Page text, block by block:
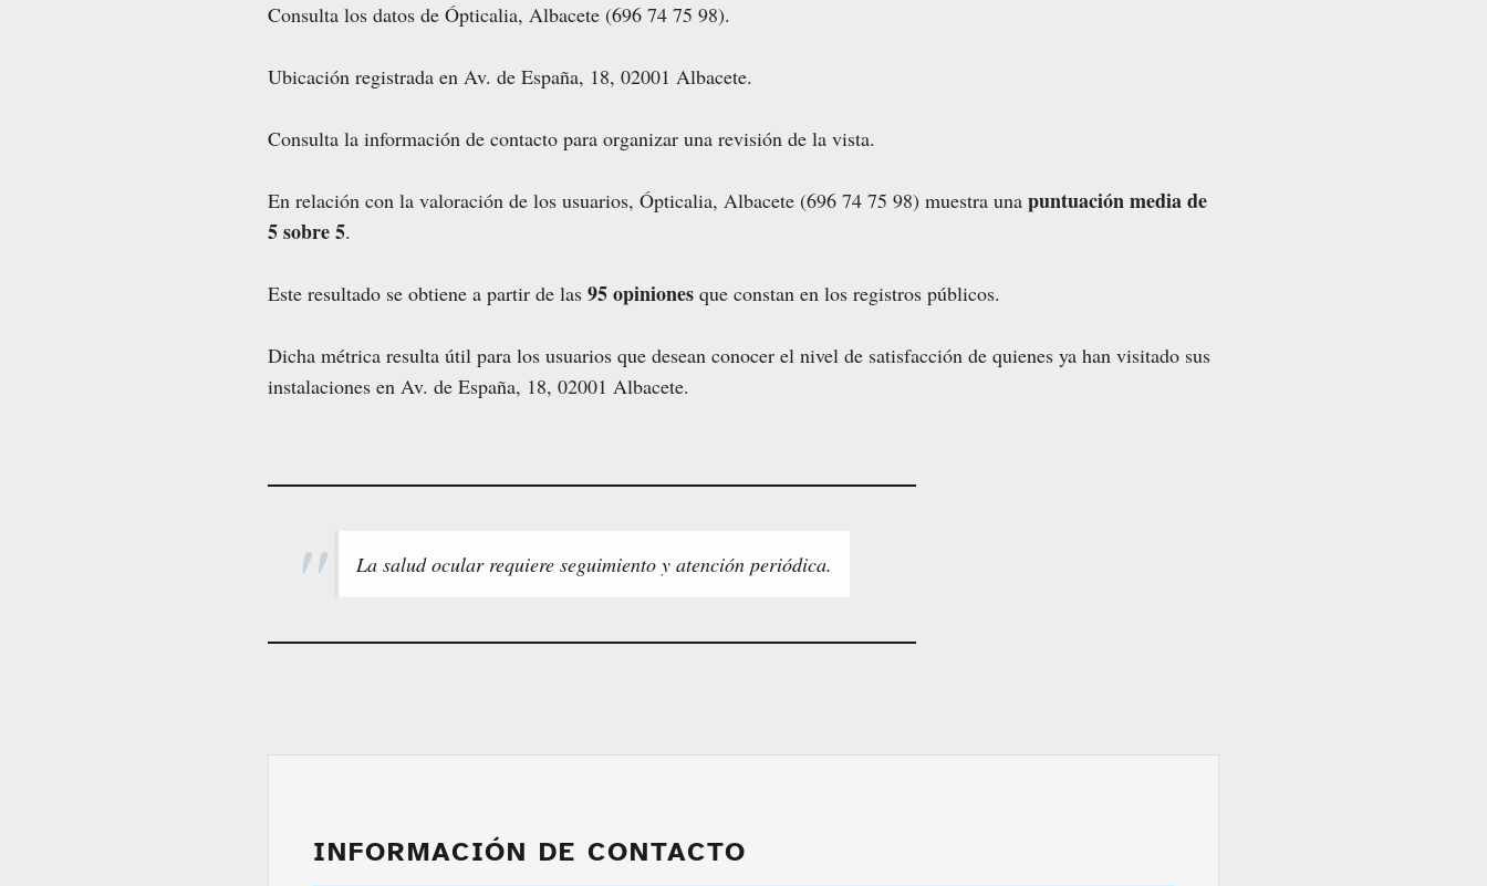
Consulta los datos de Ópticalia, Albacete (696 74 75 98).
Ubicación registrada en Av. de España, 18, 02001 Albacete.
Consulta la información de contacto para organizar una revisión de la vista.
En relación con la valoración de los usuarios, Ópticalia, Albacete (696 74 75 98) muestra una puntuación media de
5 sobre 5.
Este resultado se obtiene a partir de las 95 opiniones que constan en los registros públicos.
Dicha métrica resulta útil para los usuarios que desean conocer el nivel de satisfacción de quienes ya han visitado sus
instalaciones en Av. de España, 18, 02001 Albacete.
La salud ocular requiere seguimiento y atención periódica.
INFORMACIÓN DE CONTACTO